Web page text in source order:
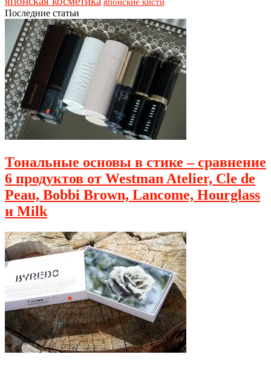
Последние статьи
Тональные основы в стике – сравнение
6 продуктов от Westman Atelier, Cle de
Peau, Bobbi Brown, Lancome, Hourglass
и Milk